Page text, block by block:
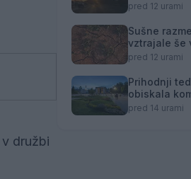
družbi
pred 12 urami
Sušne
vztrajale še
pred 12 urami
Prihodnji
obiskala
Moja dežela
pred 14 urami